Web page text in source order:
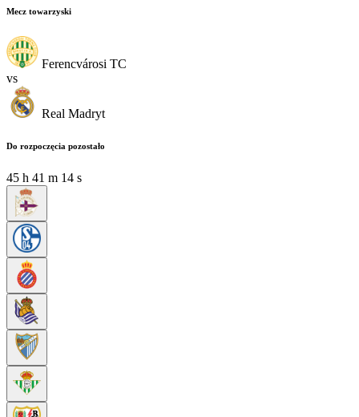
Mecz towarzyski
Ferencvárosi TC
vs
Real Madryt
Do rozpoczęcia pozostało
45 h 41 m 13 s